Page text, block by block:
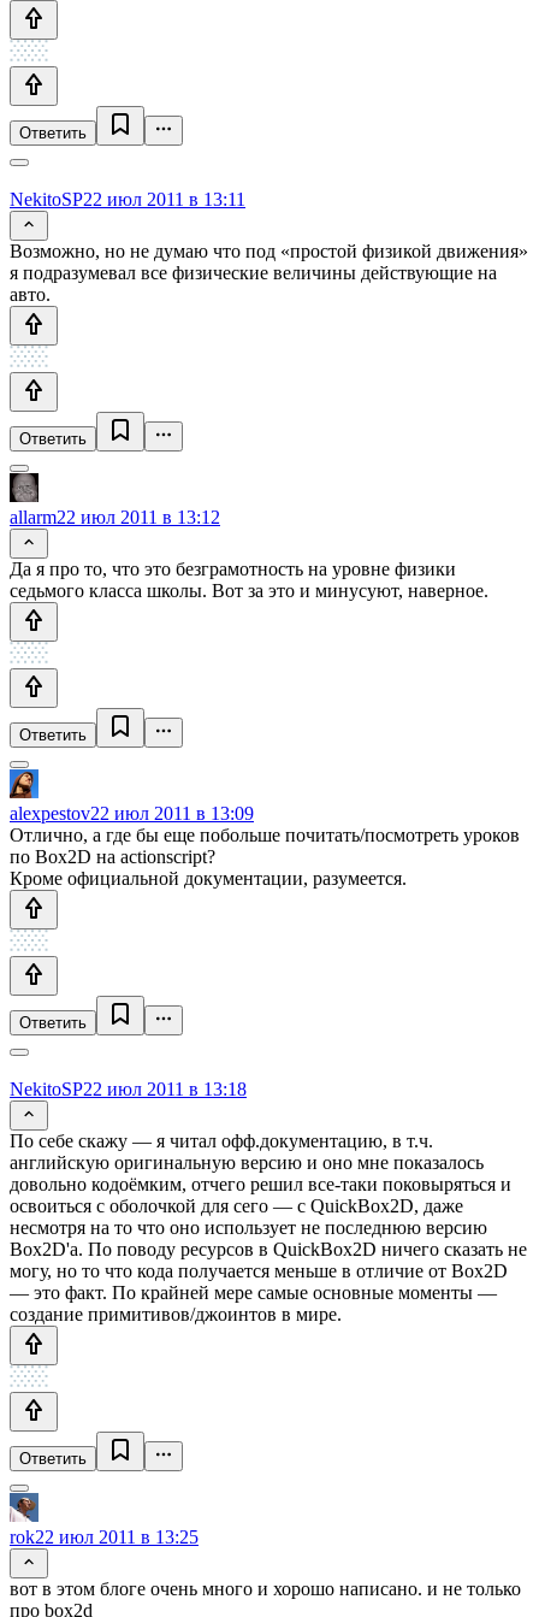
Ответить
NekitoSP22 июл 2011 в 13:11
Возможно, но не думаю что под «простой физикой движения»
я подразумевал все физические величины действующие на
авто.
Ответить
allarm22 июл 2011 в 13:12
Да я про то, что это безграмотность на уровне физики
седьмого класса школы. Вот за это и минусуют, наверное.
Ответить
alexpestov22 июл 2011 в 13:09
Отлично, а где бы еще побольше почитать/посмотреть уроков
по Box2D на actionscript?
Кроме официальной документации, разумеется.
Ответить
NekitoSP22 июл 2011 в 13:18
По себе скажу — я читал офф.документацию, в т.ч.
английскую оригинальную версию и оно мне показалось
довольно кодоёмким, отчего решил все-таки поковыряться и
освоиться с оболочкой для сего — с QuickBox2D, даже
несмотря на то что оно использует не последнюю версию
Box2D'a. По поводу ресурсов в QuickBox2D ничего сказать не
могу, но то что кода получается меньше в отличие от Box2D
— это факт. По крайней мере самые основные моменты —
создание примитивов/джоинтов в мире.
Ответить
rok22 июл 2011 в 13:25
вот в этом блоге очень много и хорошо написано. и не только
про box2d